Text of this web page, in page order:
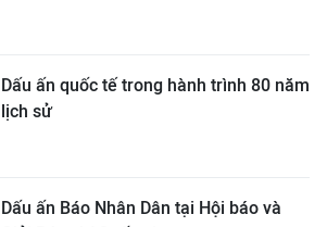
Dấu ấn quốc tế trong hành trình 80 năm
lịch sử
Dấu ấn Báo Nhân Dân tại Hội báo và